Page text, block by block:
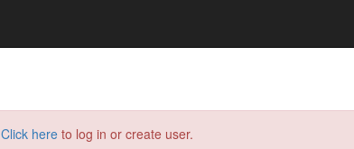
Click here to log in or create user.